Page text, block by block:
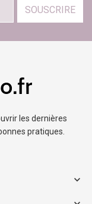
SOUSCRIRE
les dernières
pratiques.